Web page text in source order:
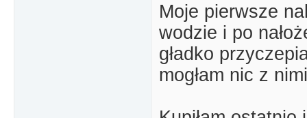
Moje pierwsze
wodzie i po
gładko
mogłam nic z